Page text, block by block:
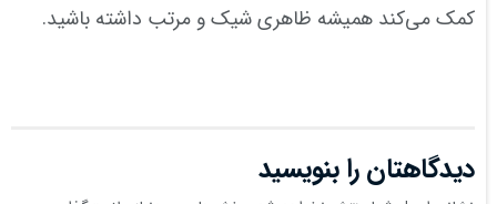
کمک می‌کند همیشه ظاهری شیک و مرتب داشته باشید.
دیدگاهتان را بنویسید